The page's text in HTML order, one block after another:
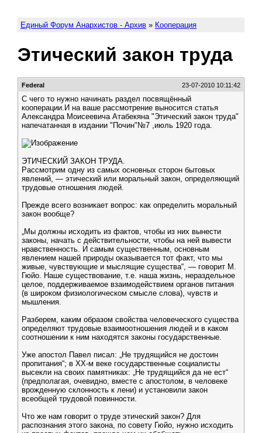
Единый Форум Анархистов - Архив » Кооперация
Этический закон труда
Federal 23-07-2010 10:11:42
С чего то нужно начинать раздел посвящённый
кооперации.И на ваше рассмотрение выносится статья
Александра Моисеевича Атабекяна "Этический закон труда"
напечатанная в издании "Почин"№7 ,июль 1920 года.
ЭТИЧЕСКИЙ ЗАКОН ТРУДА.
Рассмотрим одну из самых основных сторон бытовых
явлений, — этический или моральный закон, определяющий
трудовые отношения людей.
Прежде всего возникает вопрос: как определить моральный
закон вообще?
„Мы должны исходить из фактов, чтобы из них вынести
законы, начать с действительности, чтобы на ней вывести
нравственность. И самым существенным, основным
явлением нашей природы оказывается тот факт, что мы
живые, чувствующие и мыслящие существа“, — говорит М.
Гюйо. Наше существование, т.е. наша жизнь, нераздельное
целое, поддерживаемое взаимодействием органов питания
(в широком физиологическом смысле слова), чувств и
мышления.
Разберем, каким образом свойства человеческого существа
определяют трудовые взаимоотношения людей и в каком
соотношении к ним находятся законы государственные.
Уже апостол Павел писал: „Не трудящийся не достоин
пропитания“; в ХХ-м веке государственные социалисты
высекли на своих памятниках: „Не трудящийся да не ест“
(предполагая, очевидно, вместе с апостолом, в человеке
врожденную склонность к лени) и установили закон
всеобщей трудовой повинности.
Что же нам говорит о труде этический закон? Для
распознания этого закона, по совету Гюйо, нужно исходить